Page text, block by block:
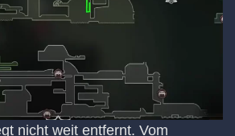
nicht weit entfernt. Vom